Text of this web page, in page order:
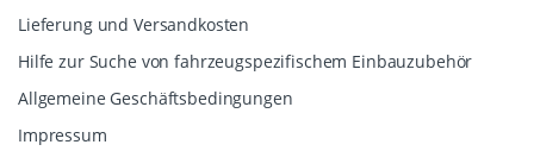
Lieferung und Versandkosten
Hilfe zur Suche von fahrzeugspezifischem Einbauzubehör
Allgemeine Geschäftsbedingungen
Impressum